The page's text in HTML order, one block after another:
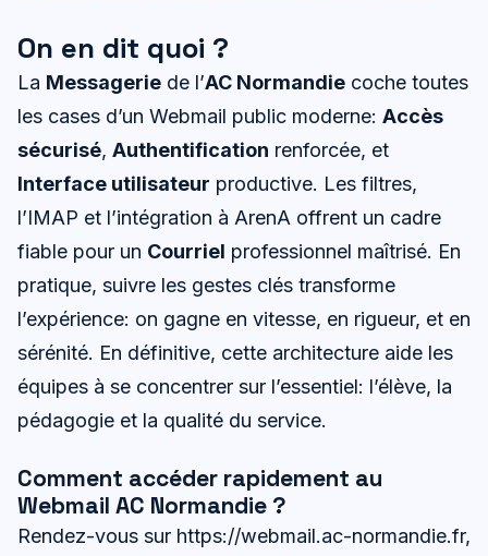
On en dit quoi ?
La Messagerie de l’AC Normandie coche toutes
les cases d’un Webmail public moderne: Accès
sécurisé, Authentification renforcée, et
Interface utilisateur productive. Les filtres,
l’IMAP et l’intégration à ArenA offrent un cadre
fiable pour un Courriel professionnel maîtrisé. En
pratique, suivre les gestes clés transforme
l’expérience: on gagne en vitesse, en rigueur, et en
sérénité. En définitive, cette architecture aide les
équipes à se concentrer sur l’essentiel: l’élève, la
pédagogie et la qualité du service.
Comment accéder rapidement au
Webmail AC Normandie ?
Rendez-vous sur https://webmail.ac-normandie.fr,